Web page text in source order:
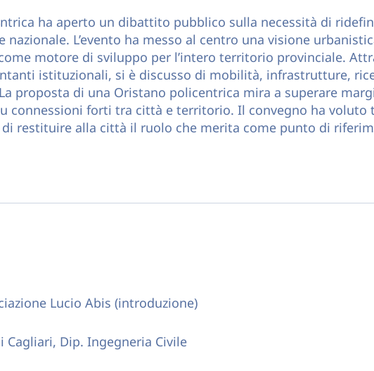
ha aperto un dibattito pubblico sulla necessità di
L’evento ha messo al centro una visione
motore di sviluppo per l’intero territorio provinciale.
istituzionali, si è discusso di mobilità, infrastrutture,
proposta di una Oristano policentrica mira a superare
connessioni forti tra città e territorio. Il convegno ha voluto
restituire alla città il ruolo che merita come punto di
Lucio Abis (introduzione)
Cagliari, Dip. Ingegneria Civile